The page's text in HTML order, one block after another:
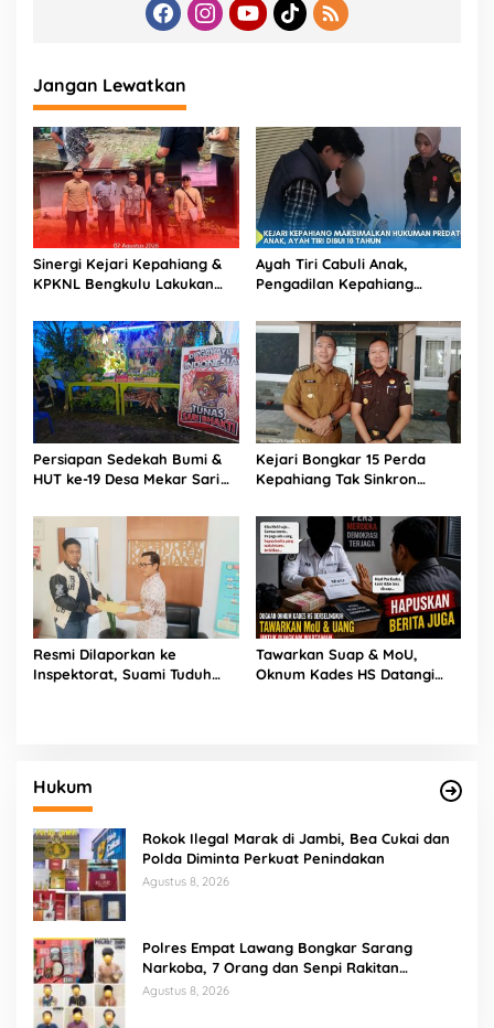
Jangan Lewatkan
Sinergi Kejari Kepahiang &
KPKNL Bengkulu Lakukan
Korupsi
Ayah Tiri Cabuli Anak,
Pengadilan Kepahiang
Penjara
Persiapan Sedekah Bumi &
HUT ke-19 Desa Mekar Sari
Ada Wayang Kulit Besok
Kejari Bongkar 15 Perda
Kepahiang Tak Sinkron
Zurdi Nata: Siap Revisi
Hingga Cabut!
Resmi Dilaporkan ke
Inspektorat, Suami Tuduh
Tawarkan Suap & MoU,
Oknum Kades HS Datangi
Hukum
Rokok Ilegal Marak di Jambi, Bea Cukai dan
Polda Diminta Perkuat Penindakan
Agustus 8, 2026
Polres Empat Lawang Bongkar Sarang
Narkoba, 7 Orang dan Senpi Rakitan
Diamankan
Agustus 8, 2026